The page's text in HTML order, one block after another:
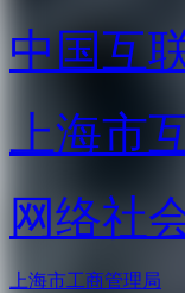
中国互
上海市
网络社
上海市工商管理局